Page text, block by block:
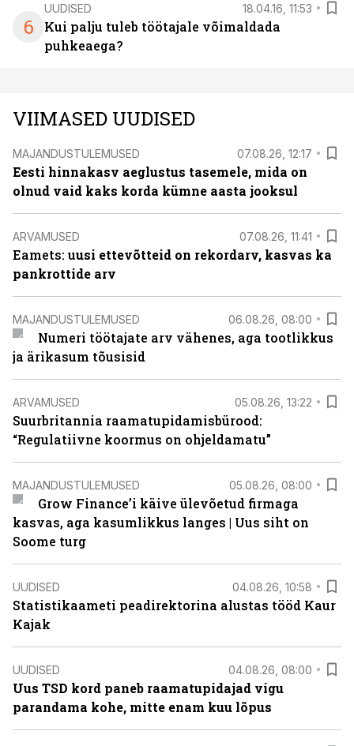
6
UUDISED 18.04.16, 11:53
Kui palju tuleb töötajale võimaldada
puhkeaega?
VIIMASED UUDISED
MAJANDUSTULEMUSED 07.08.26, 12:17
Eesti hinnakasv aeglustus tasemele, mida on
olnud vaid kaks korda kümne aasta jooksul
ARVAMUSED 07.08.26, 11:41
Eamets: uusi ettevõtteid on rekordarv, kasvas ka
pankrottide arv
MAJANDUSTULEMUSED 06.08.26, 08:00
Numeri töötajate arv vähenes, aga tootlikkus
ja ärikasum tõusisid
ARVAMUSED 05.08.26, 13:22
Suurbritannia raamatupidamisbürood:
“Regulatiivne koormus on ohjeldamatu”
MAJANDUSTULEMUSED 05.08.26, 08:00
Grow Finance’i käive ülevõetud firmaga
kasvas, aga kasumlikkus langes | Uus siht on
Soome turg
UUDISED 04.08.26, 10:58
Statistikaameti peadirektorina alustas tööd Kaur
Kajak
UUDISED 04.08.26, 08:00
Uus TSD kord paneb raamatupidajad vigu
parandama kohe, mitte enam kuu lõpus